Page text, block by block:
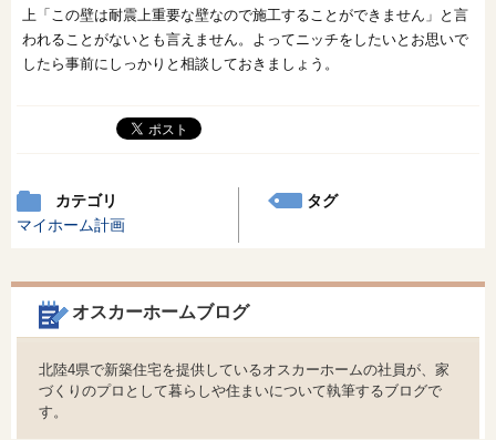
上「この壁は耐震上重要な壁なので施工することができません」と言
われることがないとも言えません。よってニッチをしたいとお思いで
したら事前にしっかりと相談しておきましょう。
カテゴリ
マイホーム計画
タグ
オスカーホームブログ
北陸4県で新築住宅を提供しているオスカーホームの社員が、家
づくりのプロとして暮らしや住まいについて執筆するブログで
す。